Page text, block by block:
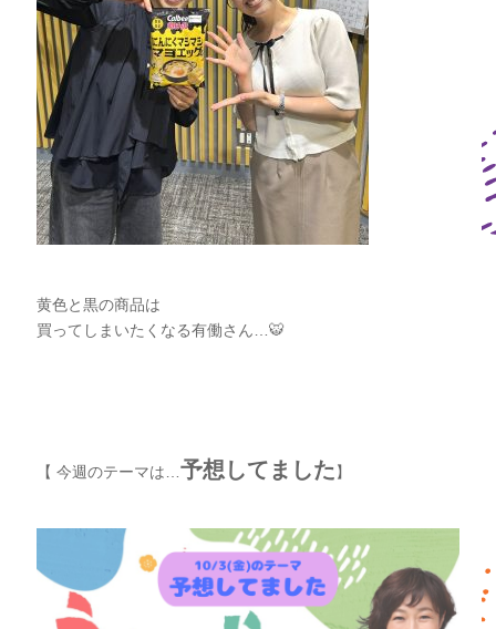
黄色と黒の商品は
買ってしまいたくなる有働さん…🐯
【 今週のテーマは…予想してました】